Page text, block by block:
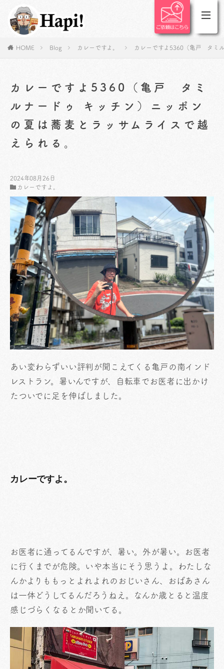
HOME Blog カレーですよ。 カレーですよ5360（亀戸 タミ
カレーですよ5360（亀戸 タミ
ルナードゥ キッチン）ニッポン
の夏は蕎麦とラッサムライスで越
えられる。
2024年08月26日
カレーですよ。
あい変わらずいい評判が聞こえてくる亀戸の南インド
レストラン。暑いんですが、自転車でお医者に出かけ
たついでに足を伸ばしました。
カレーですよ。
お医者に通ってるんですが、暑い。外が暑い。お医者
に行くまでが危険。いや本当にそう思うよ。わたしな
んかよりももっとよれよれのおじいさん、おばあさん
は一体どうしてるんだろうねえ。なんか歳とると温度
感じづらくなるとか聞いてる。